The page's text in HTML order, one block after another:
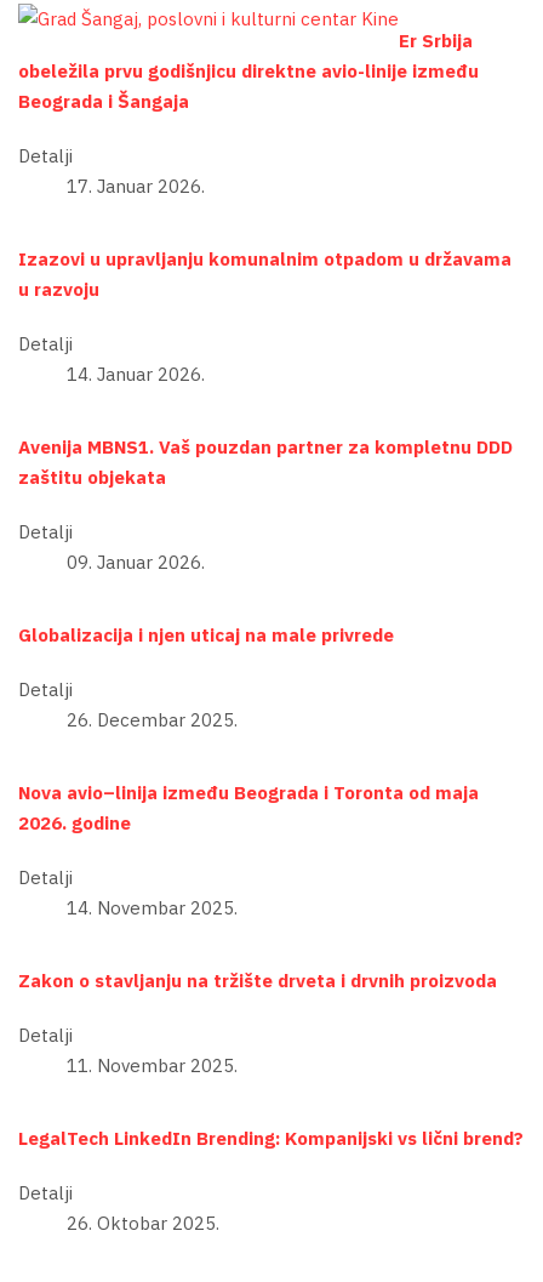
Er Srbija
obeležila prvu godišnjicu direktne avio-linije između
Beograda i Šangaja
Detalji
17. Januar 2026.
Izazovi u upravljanju komunalnim otpadom u državama
u razvoju
Detalji
14. Januar 2026.
Avenija MBNS1. Vaš pouzdan partner za kompletnu DDD
zaštitu objekata
Detalji
09. Januar 2026.
Globalizacija i njen uticaj na male privrede
Detalji
26. Decembar 2025.
Nova avio–linija između Beograda i Toronta od maja
2026. godine
Detalji
14. Novembar 2025.
Zakon o stavljanju na tržište drveta i drvnih proizvoda
Detalji
11. Novembar 2025.
LegalTech LinkedIn Brending: Kompanijski vs lični brend?
Detalji
26. Oktobar 2025.